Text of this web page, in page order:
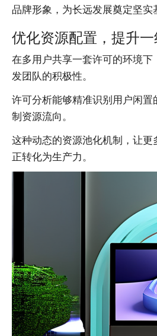
品牌形象，为长远发展奠定坚实
优化资源配置，提升
在多用户共享一套许可的环境
发团队的积极性。
许可分析能够精准识别用户闲
制资源流向。
这种动态的资源池化机制，让
正转化为生产力。